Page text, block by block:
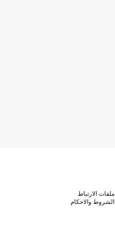
ملفات الارتباط
الشروط والاحكام